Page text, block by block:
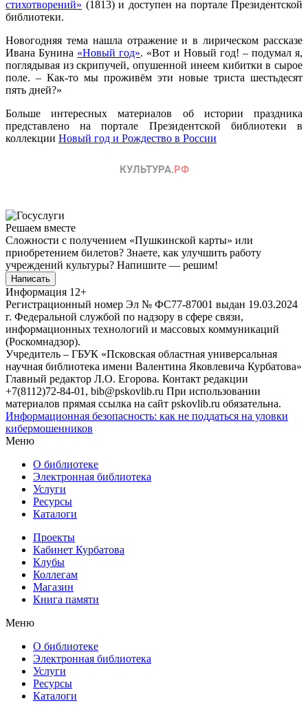
стихотворений» (1813) и доступен на портале Президентской
библиотеки.
Новогодняя тема нашла отражение и в лирическом рассказе
Ивана Бунина «Новый год». «Вот и Новый год! – подумал я,
поглядывая из скрипучей, опушенной инеем кибитки в сырое
поле. – Как-то мы проживём эти новые триста шестьдесят
пять дней?»
Больше интересных материалов об истории праздника
представлено на портале Президентской библиотеки в
коллекции Новый год и Рождество в России
Решаем вместе
Сложности с получением «Пушкинской карты» или
приобретением билетов? Знаете, как улучшить работу
учреждений культуры? Напишите — решим!
Написать
Информация 12+
Регистрационный номер Эл № ФС77-87001 выдан 19.03.2024
г. Федеральной службой по надзору в сфере связи,
информационных технологий и массовых коммуникаций
(Роскомнадзор).
Учредитель – ГБУК «Псковская областная универсальная
научная библиотека имени Валентина Яковлевича Курбатова»
Главный редактор Л.О. Егорова. Контакт редакции
+7(8112)72-84-01, bib@pskovlib.ru При использовании
материалов прямая ссылка на сайт pskovlib.ru обязательна.
Информационная безопасность: как не поддаться на уловки
кибермошенников
Меню
О библиотеке
Электронная библиотека
Услуги
Ресурсы
Каталоги
Проекты
Кабинет Курбатова
Клубы
Коллегам
Магазин
Книга памяти
Меню
О библиотеке
Электронная библиотека
Услуги
Ресурсы
Каталоги